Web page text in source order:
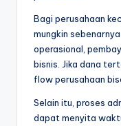
Bagi perusahaan
mungkin
operasional,
bisnis. Jika dana
flow perusahaan
Selain itu, proses
dapat menyita